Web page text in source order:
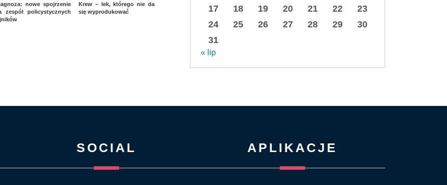
nowe spojrzenie
zespół policystycznych
Krew – lek, którego nie da
się wyprodukować
17
18 19 20 21 22
23
24
25 26 27 28 29
30
31
« lip
SOCIAL APLIKACJE